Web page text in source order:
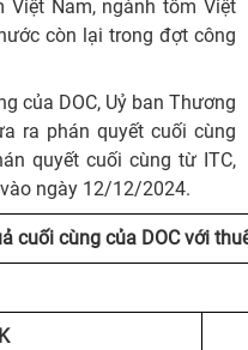
Nam, ngành tôm Việt
còn lại trong đợt công
của DOC, Uỷ ban Thương
ra phán quyết cuối cùng
quyết cuối cùng từ ITC,
ngày 12/12/2024.
cuối cùng của DOC với